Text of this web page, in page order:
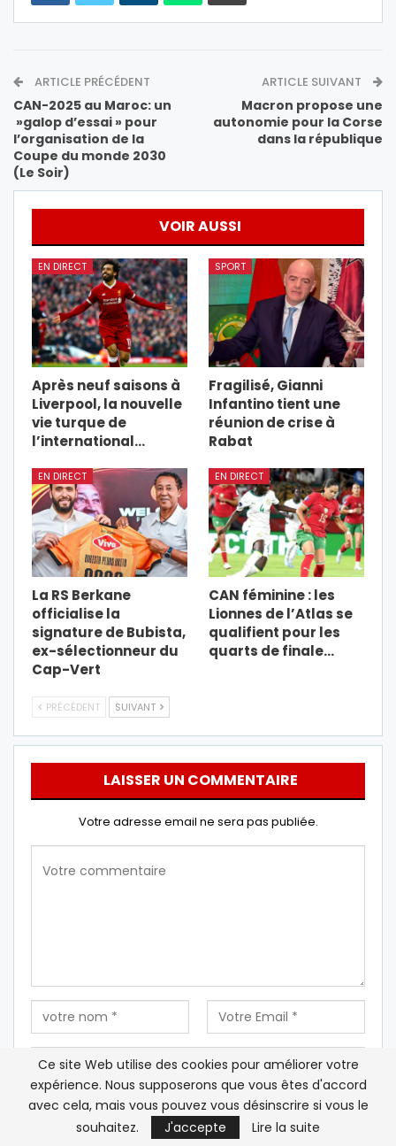
ARTICLE PRÉCÉDENT
CAN-2025 au Maroc: un
»galop d’essai » pour
l’organisation de la
Coupe du monde 2030
(Le Soir)
ARTICLE SUIVANT
Macron propose une
autonomie pour la Corse
dans la république
VOIR AUSSI
EN DIRECT
Après neuf saisons à
Liverpool, la nouvelle
vie turque de
l’international…
SPORT
Fragilisé, Gianni
Infantino tient une
réunion de crise à
Rabat
EN DIRECT
La RS Berkane
officialise la
signature de Bubista,
ex-sélectionneur du
Cap-Vert
EN DIRECT
CAN féminine : les
Lionnes de l’Atlas se
qualifient pour les
quarts de finale…
PRÉCÉDENT SUIVANT
LAISSER UN COMMENTAIRE
Votre adresse email ne sera pas publiée.
Enregistrez mon nom, mon e-mail et mon site Web
Ce site Web utilise des cookies pour améliorer votre
expérience. Nous supposerons que vous êtes d'accord
avec cela, mais vous pouvez vous désinscrire si vous le
souhaitez.
J'accepte Lire la suite